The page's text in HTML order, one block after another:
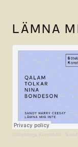
LÄMNA
Göteborgs Konsthall